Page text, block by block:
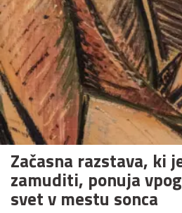
Začasna razstava, ki
zamuditi, ponuja
svet v mestu sonca